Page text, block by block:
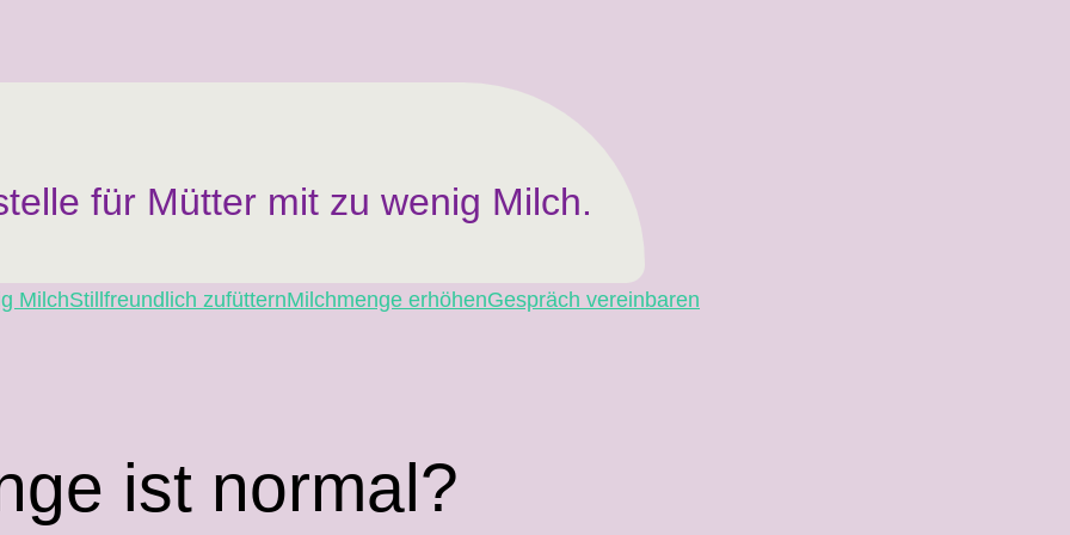
für Mütter mit zu wenig Milch.
MilchStillfreundlich zufütternMilchmenge erhöhenGespräch vereinbaren
ist normal?